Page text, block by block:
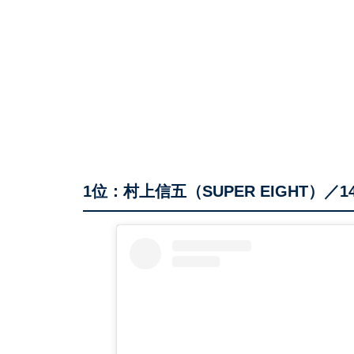
1位：村上信五（SUPER EIGHT）／